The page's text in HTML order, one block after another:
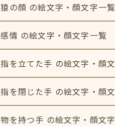
猿の顔 の絵文字・顔文字一覧
感情 の絵文字・顔文字一覧
指を立てた手 の絵文字・顔
指を閉じた手 の絵文字・顔
物を持つ手 の絵文字・顔文